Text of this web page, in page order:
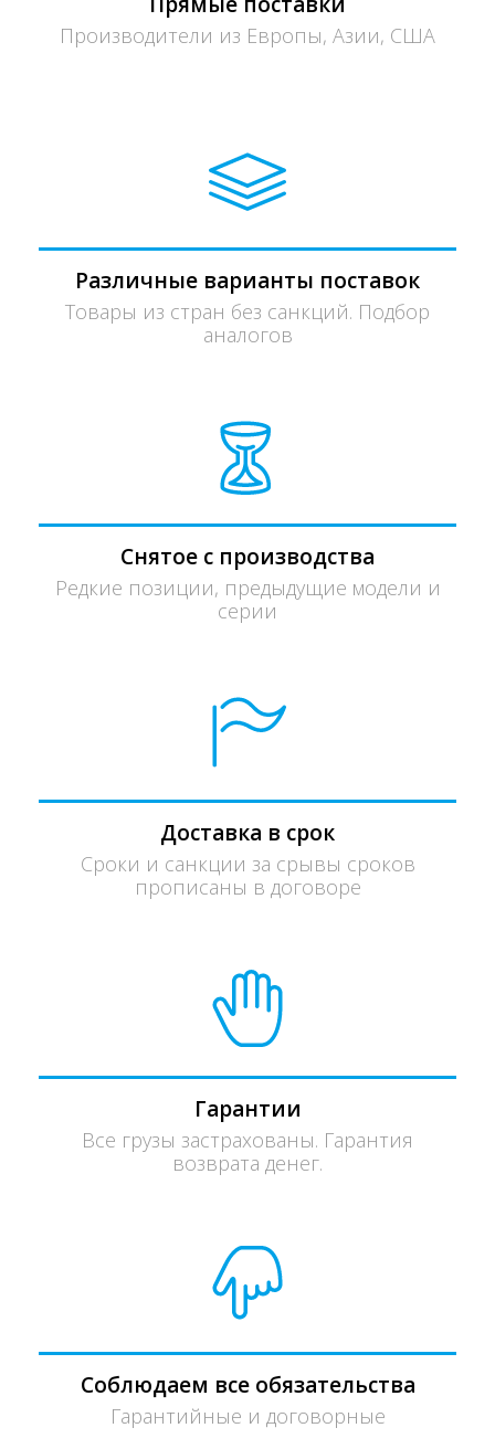
Производители из Европы, Азии, США
Различные варианты поставок
Товары из стран без санкций. Подбор
аналогов
Снятое с производства
Редкие позиции, предыдущие модели и
серии
Доставка в срок
Сроки и санкции за срывы сроков
прописаны в договоре
Гарантии
Все грузы застрахованы. Гарантия
возврата денег.
Соблюдаем все обязательства
Гарантийные и договорные